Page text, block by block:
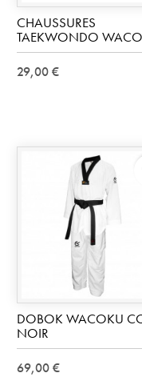
CHAUSSURES
TAEKWONDO
29,00 €
DOBOK WACOKU
NOIR
69,00 €